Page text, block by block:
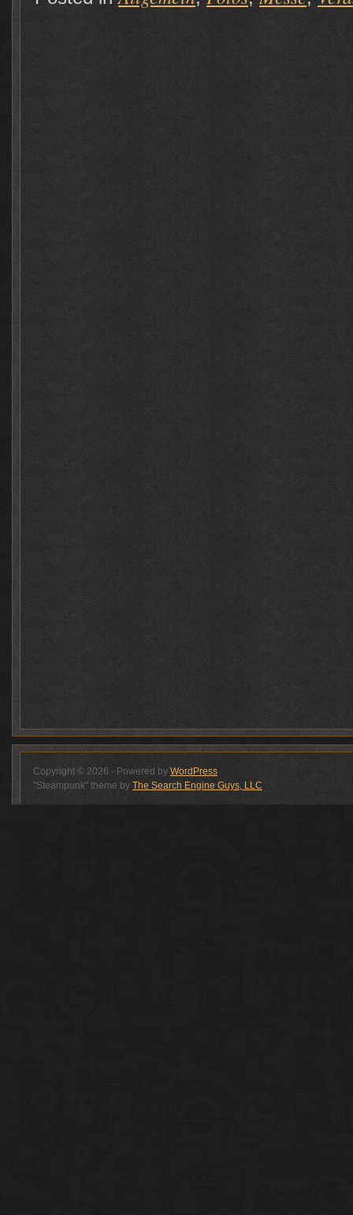
Copyright © 2026 - Powered by WordPress
"Steampunk" theme by The Search Engine Guys, LLC